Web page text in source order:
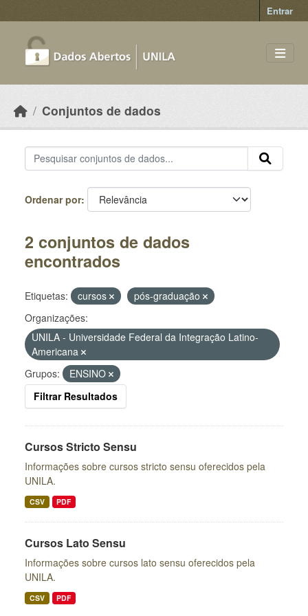
Entrar
Conjuntos de dados
Ordenar por
2 conjuntos de dados
encontrados
Etiquetas: cursos
pós-graduação
Organizações:
UNILA - Universidade Federal da Integração Latino-
Americana
Grupos:
ENSINO
Filtrar Resultados
Cursos Stricto Sensu
Informações sobre cursos stricto sensu oferecidos pela
UNILA.
CSV PDF
Cursos Lato Sensu
Informações sobre cursos lato sensu oferecidos pela
UNILA.
CSV PDF